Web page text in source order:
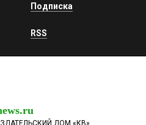
Подписка
RSS
ДОМ «КВ».